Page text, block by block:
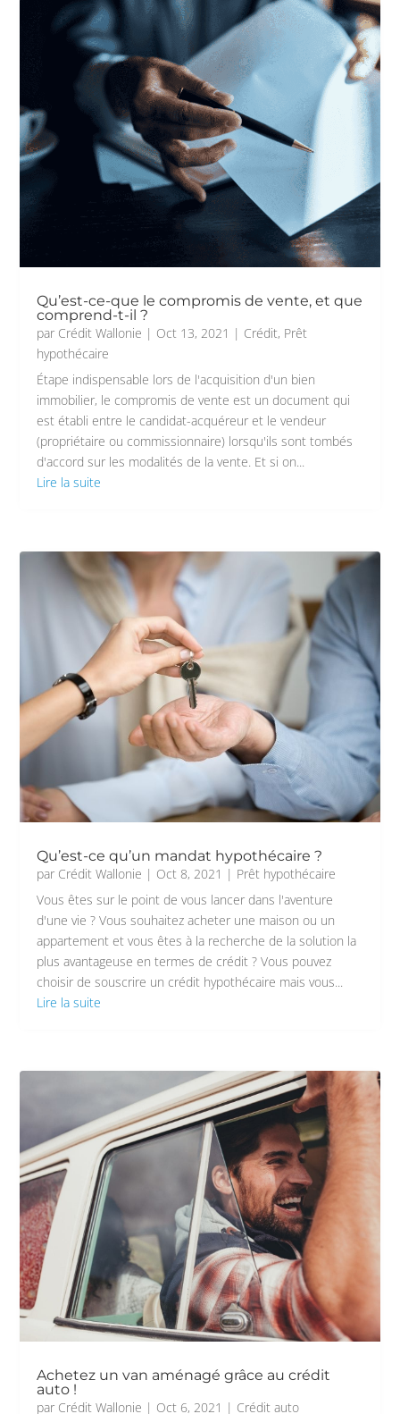
Qu’est-ce-que le compromis de vente, et que
comprend-t-il ?
par Crédit Wallonie | Oct 13, 2021 | Crédit, Prêt
hypothécaire
Étape indispensable lors de l'acquisition d'un bien
immobilier, le compromis de vente est un document qui
est établi entre le candidat-acquéreur et le vendeur
(propriétaire ou commissionnaire) lorsqu'ils sont tombés
d'accord sur les modalités de la vente. Et si on...
Lire la suite
Qu’est-ce qu’un mandat hypothécaire ?
par Crédit Wallonie | Oct 8, 2021 | Prêt hypothécaire
Vous êtes sur le point de vous lancer dans l'aventure
d'une vie ? Vous souhaitez acheter une maison ou un
appartement et vous êtes à la recherche de la solution la
plus avantageuse en termes de crédit ? Vous pouvez
choisir de souscrire un crédit hypothécaire mais vous...
Lire la suite
Achetez un van aménagé grâce au crédit
auto !
par Crédit Wallonie | Oct 6, 2021 | Crédit auto